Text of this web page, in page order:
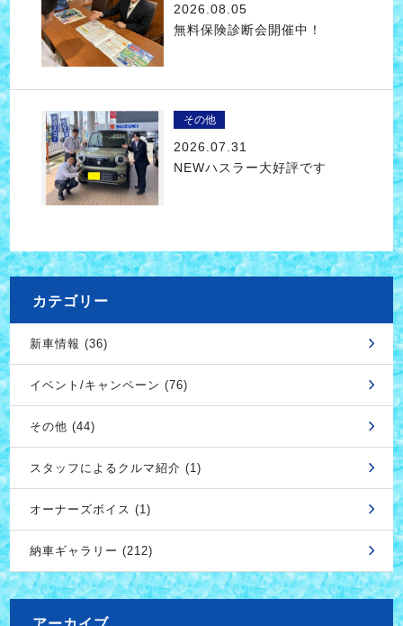
2026.08.05
無料保険診断会開催中！
その他
2026.07.31
NEWハスラー大好評です
カテゴリー
新車情報 (36)
イベント/キャンペーン (76)
その他 (44)
スタッフによるクルマ紹介 (1)
オーナーズボイス (1)
納車ギャラリー (212)